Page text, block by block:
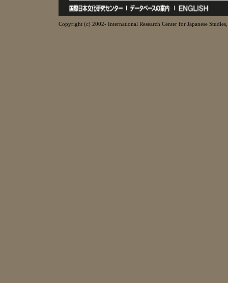
Copyright (c) 2002- International Research Center for Japanese